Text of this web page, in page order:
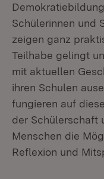
Schülerinnen und
zeigen ganz
Teilhabe gelingt
mit aktuellen
ihren Schulen
fungieren auf
der Schülerschaft
Menschen die
Reflexion und